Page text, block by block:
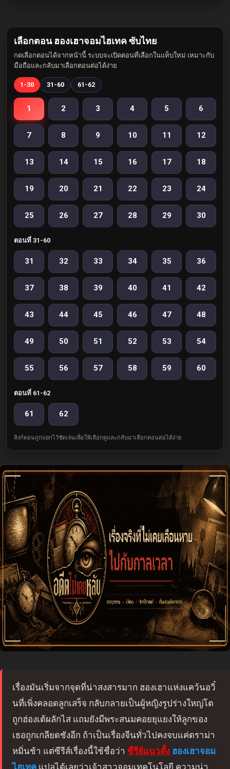
เลือกตอน ฮองเฮาจอมไฮเทค ซับไทย
กดเลือกตอนได้จากหน้านี้ ระบบจะเปิดตอนที่เลือกในแท็บใหม่ เหมาะกับ
มือถือและกลับมาเลือกตอนต่อได้ง่าย
1-30 31-60 61-62
1 2 3 4 5 6
7 8 9 10 11 12
13 14 15 16 17 18
19 20 21 22 23 24
25 26 27 28 29 30
ตอนที่ 31-60
31 32 33 34 35 36
37 38 39 40 41 42
43 44 45 46 47 48
49 50 51 52 53 54
55 56 57 58 59 60
ตอนที่ 61-62
61 62
ลิงก์ตอนถูกแยกไว้ชัดเจนเพื่อให้เลือกดูและกลับมาเลือกตอนต่อได้ง่าย
เรื่องมันเริ่มจากจุดที่น่าสงสารมาก ฮองเฮาแห่งแคว้นอวิ๋
นที่เพิ่งคลอดลูกเสร็จ กลับกลายเป็นผู้หญิงรูปร่างใหญ่โต
ถูกฮ่องเต้ผลักไส แถมยังมีพระสนมคอยยุแยงให้ลูกของ
เธอถูกเกลียดชังอีก ถ้าเป็นเรื่องจีนทั่วไปคงจบแค่ดราม่า
หมิ่นช้า แต่ซีรีส์เรื่องนี้ใช้ชื่อว่า ซีรีย์แนวตั้ง ฮองเฮาจอม
ไฮเทค แปลได้เลยว่าเจ้าสาวจอมเทคโนโลยี ความน่า